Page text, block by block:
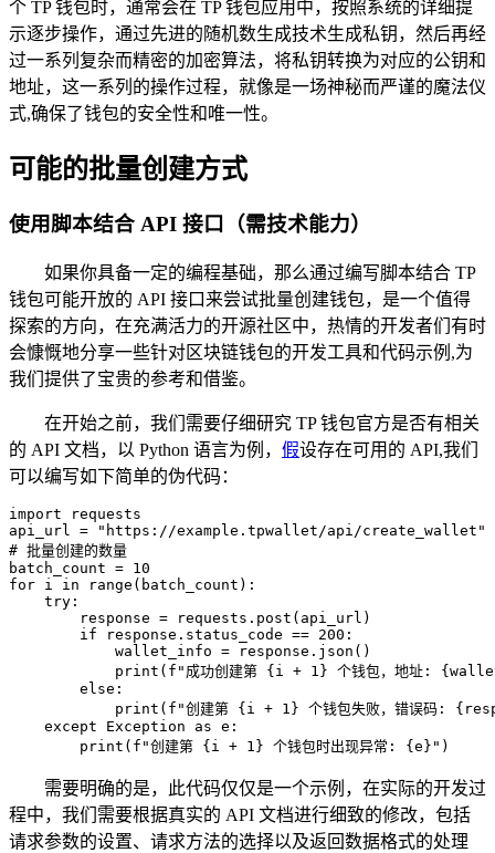
个 TP 钱包时，通常会在 TP 钱包应用中，按照系统的详细提
示逐步操作，通过先进的随机数生成技术生成私钥，然后再经
过一系列复杂而精密的加密算法，将私钥转换为对应的公钥和
地址，这一系列的操作过程，就像是一场神秘而严谨的魔法仪
式,确保了钱包的安全性和唯一性。
可能的批量创建方式
使用脚本结合 API 接口（需技术能力）
如果你具备一定的编程基础，那么通过编写脚本结合 TP
钱包可能开放的 API 接口来尝试批量创建钱包，是一个值得
探索的方向，在充满活力的开源社区中，热情的开发者们有时
会慷慨地分享一些针对区块链钱包的开发工具和代码示例,为
我们提供了宝贵的参考和借鉴。
在开始之前，我们需要仔细研究 TP 钱包官方是否有相关
的 API 文档，以 Python 语言为例， 假设存在可用的 API,我们
可以编写如下简单的伪代码：
import requests
api_url = "https://example.tpwallet/api/create_wallet"
# 批量创建的数量
batch_count = 10
for i in range(batch_count):
    try:
        response = requests.post(api_url)
        if response.status_code == 200:
            wallet_info = response.json()
print(f"成功创建第 {i + 1} 个钱包，地址:
        else:
print(f"创建第 {i + 1} 个钱包失败，错误码:
    except Exception as e:
        print(f"创建第 {i + 1} 个钱包时出现异常: {e}")
需要明确的是，此代码仅仅是一个示例，在实际的开发过
程中，我们需要根据真实的 API 文档进行细致的修改，包括
请求参数的设置、请求方法的选择以及返回数据格式的处理